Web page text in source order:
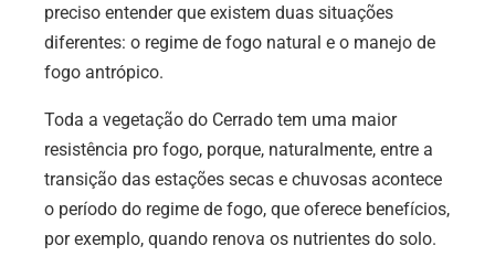
preciso entender que existem duas situações
diferentes: o regime de fogo natural e o manejo de
fogo antrópico.
Toda a vegetação do Cerrado tem uma maior
resistência pro fogo, porque, naturalmente, entre a
transição das estações secas e chuvosas acontece
o período do regime de fogo, que oferece benefícios,
por exemplo, quando renova os nutrientes do solo.